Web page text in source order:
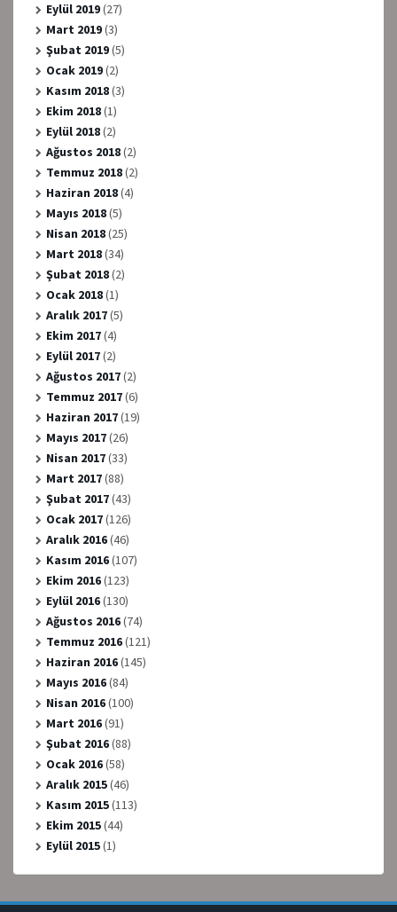
Eylül 2019(27)
Mart 2019(3)
Şubat 2019(5)
Ocak 2019(2)
Kasım 2018(3)
Ekim 2018(1)
Eylül 2018(2)
Ağustos 2018(2)
Temmuz 2018(2)
Haziran 2018(4)
Mayıs 2018(5)
Nisan 2018(25)
Mart 2018(34)
Şubat 2018(2)
Ocak 2018(1)
Aralık 2017(5)
Ekim 2017(4)
Eylül 2017(2)
Ağustos 2017(2)
Temmuz 2017(6)
Haziran 2017(19)
Mayıs 2017(26)
Nisan 2017(33)
Mart 2017(88)
Şubat 2017(43)
Ocak 2017(126)
Aralık 2016(46)
Kasım 2016(107)
Ekim 2016(123)
Eylül 2016(130)
Ağustos 2016(74)
Temmuz 2016(121)
Haziran 2016(145)
Mayıs 2016(84)
Nisan 2016(100)
Mart 2016(91)
Şubat 2016(88)
Ocak 2016(58)
Aralık 2015(46)
Kasım 2015(113)
Ekim 2015(44)
Eylül 2015(1)